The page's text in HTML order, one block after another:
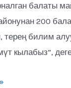
балаты
200
терең билим
кылабыз”,